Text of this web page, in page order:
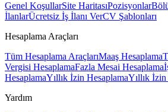
Genel KoşullarSite HaritasıPozisyonlar
İlanlarÜcretsiz İş İlanı VerCV Şablonları
Hesaplama Araçları
Tüm Hesaplama AraçlarıMaaş Hesaplama
Vergisi HesaplamaFazla Mesai Hesaplama
HesaplamaYıllık İzin HesaplamaYıllık
Yardım